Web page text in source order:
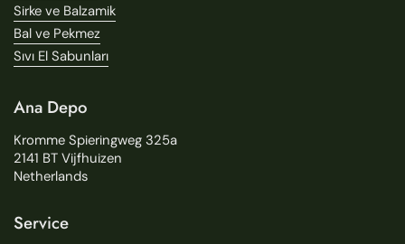
Sirke ve Balzamik
Bal ve Pekmez
Sıvı El Sabunları
Ana Depo
Kromme Spieringweg 325a
2141 BT Vijfhuizen
Netherlands
Service